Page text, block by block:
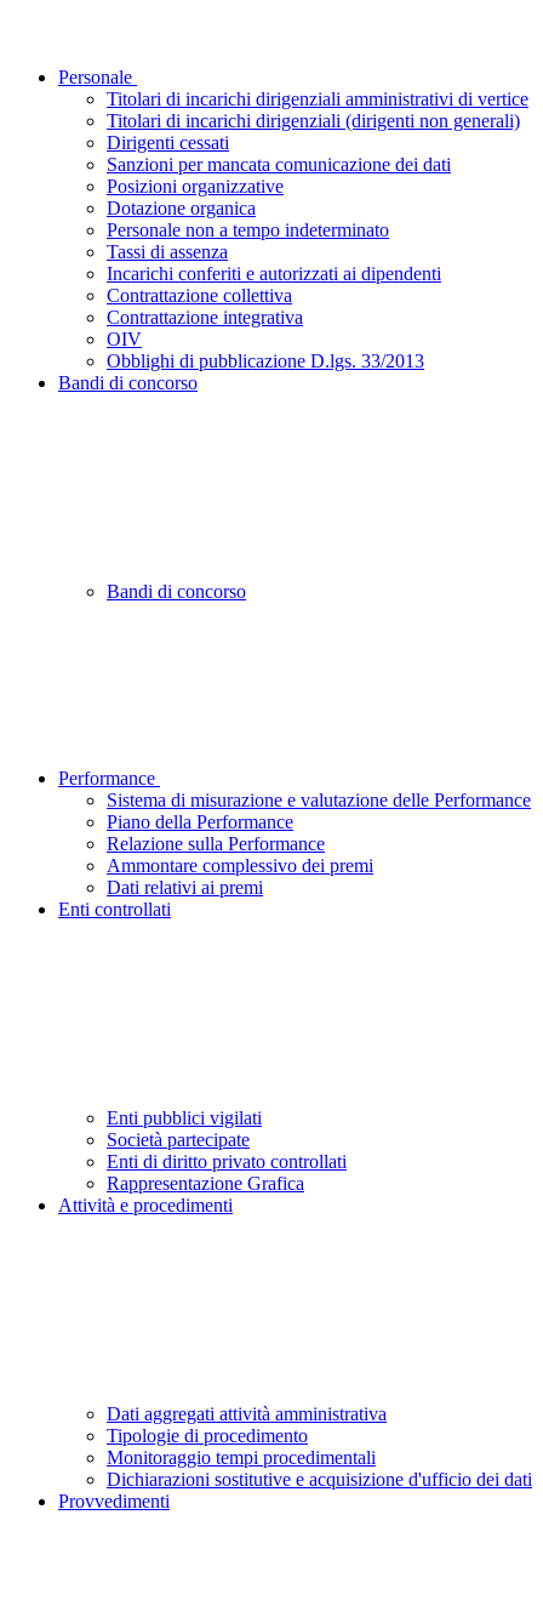
Personale
Titolari di incarichi dirigenziali amministrativi di vertice
Titolari di incarichi dirigenziali (dirigenti non generali)
Dirigenti cessati
Sanzioni per mancata comunicazione dei dati
Posizioni organizzative
Dotazione organica
Personale non a tempo indeterminato
Tassi di assenza
Incarichi conferiti e autorizzati ai dipendenti
Contrattazione collettiva
Contrattazione integrativa
OIV
Obblighi di pubblicazione D.lgs. 33/2013
Bandi di concorso
Bandi di concorso
Performance
Sistema di misurazione e valutazione delle Performance
Piano della Performance
Relazione sulla Performance
Ammontare complessivo dei premi
Dati relativi ai premi
Enti controllati
Enti pubblici vigilati
Società partecipate
Enti di diritto privato controllati
Rappresentazione Grafica
Attività e procedimenti
Dati aggregati attività amministrativa
Tipologie di procedimento
Monitoraggio tempi procedimentali
Dichiarazioni sostitutive e acquisizione d'ufficio dei dati
Provvedimenti